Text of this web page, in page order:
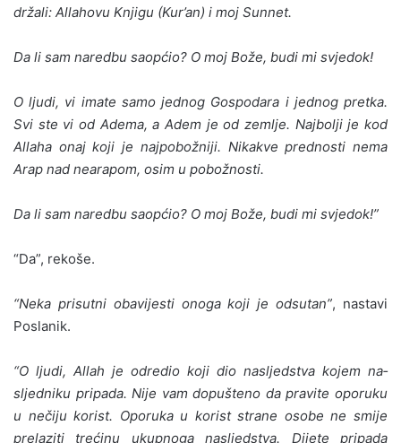
držali: Allahovu Knjigu (Kur’an) i moj Sunnet.
Da li sam naredbu saopćio? O moj Bože, budi mi svjedok!
O ljudi, vi imate samo jednog Gospodara i jednog pre­tka.
Svi ste vi od Adema, a Adem je od zemlje. Najbolji je kod
Allaha onaj koji je najpobožniji. Nikakve prednosti nema
Arap nad nearapom, osim u pobožnosti.
Da li sam naredbu saopćio? O moj Bože, budi mi svjedok!”
“Da”, rekoše.
“Neka prisutni obavijesti onoga koji je odsutan”, nasta­vi
Poslanik.
“O ljudi, Allah je odredio koji dio nasljedstva kojem na­
sljedniku pripada. Nije vam dopušteno da pravite oporuku
u nečiju korist. Oporuka u korist strane osobe ne smije
pre­laziti trećinu ukupnoga nasljedstva. Dijete pripada